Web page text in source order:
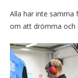
Alla har inte samma
om att drömma